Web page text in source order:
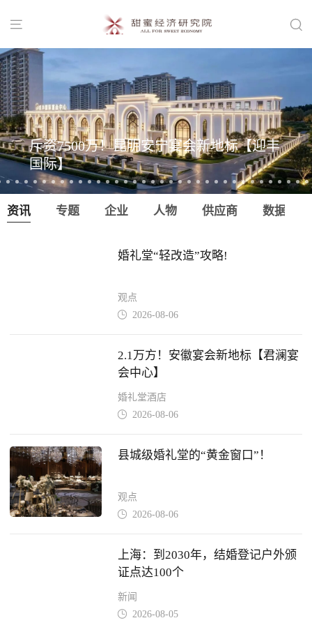
 
斥资7500万！昆明安宁宴会新地标【迎丰
国际】
资讯 专题 企业 人物 供应商 数据
婚礼堂“轻改造”攻略!
观点
 2026-08-06
2.1万方！安徽宴会新地标【君澜宴
会中心】
婚礼堂酒店
 2026-08-06
县城级婚礼堂的“黄金窗口”！
观点
 2026-08-06
上海：到2030年，结婚登记户外颁
证点达100个
新闻
 2026-08-05